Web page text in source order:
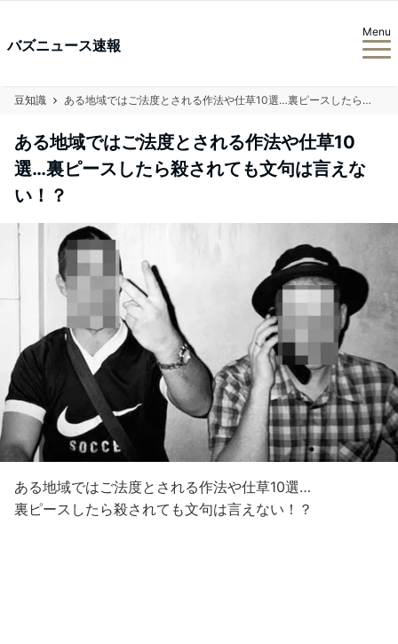
バズニュース速報
Menu
豆知識 ある地域ではご法度とされる作法や仕草10選…裏ピースしたら殺されても文句は言えない！？
ある地域ではご法度とされる作法や仕草10
選…裏ピースしたら殺されても文句は言えな
い！？
ある地域ではご法度とされる作法や仕草10選…
裏ピースしたら殺されても文句は言えない！？